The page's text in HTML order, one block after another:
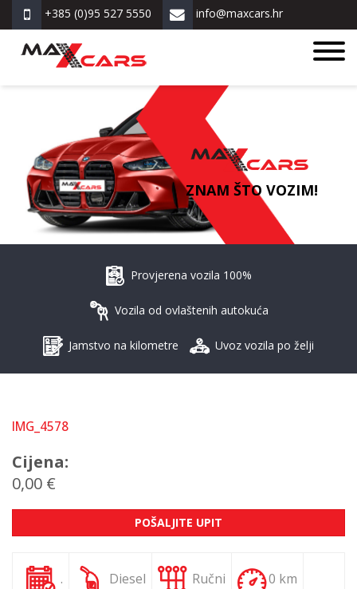
+385 (0)95 527 5550 info@maxcars.hr
ZNAM ŠTO VOZIM!
Provjerena vozila 100%
Vozila od ovlaštenih autokuća
Jamstvo na kilometre Uvoz vozila po želji
IMG_4578
Cijena:
0,00 €
POŠALJITE UPIT
. Diesel Ručni 0 km